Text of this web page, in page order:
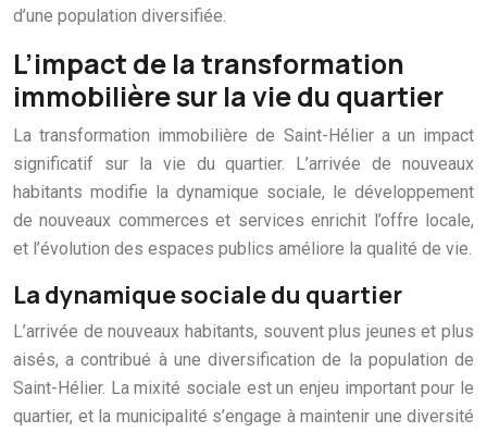
d’une population diversifiée.
L’impact de la transformation
immobilière sur la vie du quartier
La transformation immobilière de Saint-Hélier a un impact
significatif sur la vie du quartier. L’arrivée de nouveaux
habitants modifie la dynamique sociale, le développement
de nouveaux commerces et services enrichit l’offre locale,
et l’évolution des espaces publics améliore la qualité de vie.
La dynamique sociale du quartier
L’arrivée de nouveaux habitants, souvent plus jeunes et plus
aisés, a contribué à une diversification de la population de
Saint-Hélier. La mixité sociale est un enjeu important pour le
quartier, et la municipalité s’engage à maintenir une diversité